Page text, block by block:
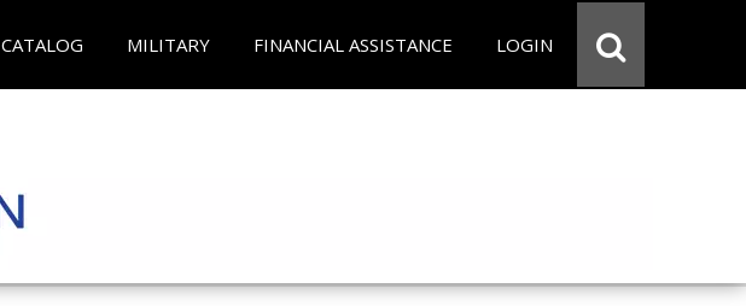
CATALOG MILITARY FINANCIAL ASSISTANCE LOGIN